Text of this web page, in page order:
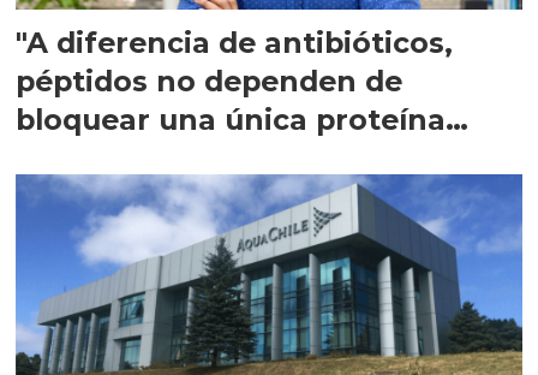
"A diferencia de antibióticos,
péptidos no dependen de
bloquear una única proteína